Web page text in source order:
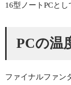
16型ノートPCと
PCの温
ファイナルファン